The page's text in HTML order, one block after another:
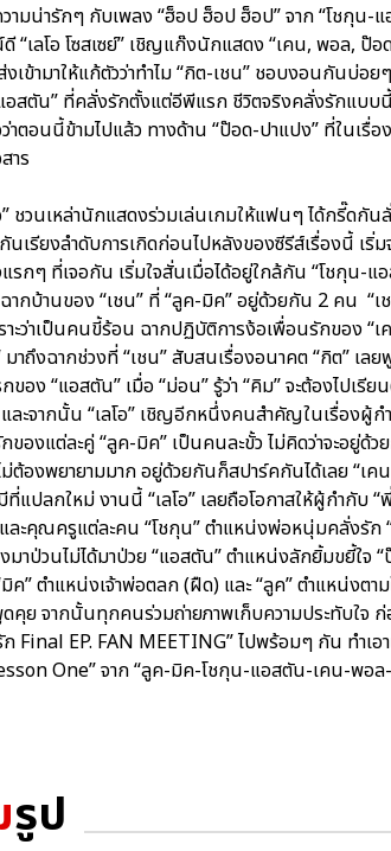
ามน่ารักๆ กับเพลง “ฮ็อป ฮ็อป ฮ็อป” จาก “โชกุน-
“เลโอ โซสเซย์” เชิญแก๊งนักแสดง “เคน, พอล, ป๊
เข้ามาให้แก้ตัวว่าทำไม “กิต-เชน” ชอบงอนกันบ่อย
อสตัน” ที่คลั่งรักตั้งแต่อีพีแรก ชีวิตจริงคลั่งรักแบบ
าตอนนี้ข้ามไปแล้ว ทางด้าน “ป๊อด-ปาแปง” ที่ในเ
าร
” ชวนเหล่านักแสดงร่วมเล่นเกมให้แฟนๆ ได้กรี๊ดกั
เรียงลำดับการเกิดก่อนไปหลังของซีรีส์เรื่องนี้ เ
รกๆ ที่เจอกัน เริ่มใจสั่นเมื่อได้อยู่ใกล้กัน “โชกุน-
กบ้านของ “เชน” ที่ “ลูค-มิค” อยู่ด้วยกัน 2 คน “เช
าะว่าเป็นคนขี้ร้อน ฉากปฏิบัติการง้อเพื่อนรักของ “
มาถึงฉากช่วงที่ “เชน” สับสนเรื่องอนาคต “กิต” เ
ของ “แอสตัน” เมื่อ “ม่อน” รู้ว่า “คิม” จะต้องไปเรี
ละจากนั้น “เลโอ” เชิญอีกหนึ่งคนสำคัญในเรื่องผู้
ของแต่ละคู่ “ลูค-มิค” เป็นคนละขั้ว ไม่คิดว่าจะอยู่
ต้องพยายามมาก อยู่ด้วยกันก็สปาร์คกันได้เลย “เ
ที่แปลกใหม่ งานนี้ “เลโอ” เลยถือโอกาสให้ผู้กำกับ
ละคุณครูแต่ละคน “โชกุน” ตำแหน่งพ่อหนุ่มคลั่งรัก
มาป่วนไม่ได้มาป่วย “แอสตัน” ตำแหน่งลักยิ้มขยี้ใจ
ค” ตำแหน่งเจ้าพ่อตลก (ฝืด) และ “ลูค” ตำแหน่งต
คุย จากนั้นทุกคนร่วมถ่ายภาพเก็บความประทับใจ
ก Final EP. FAN MEETING” ไปพร้อมๆ กัน ทำ
One” จาก “ลูค-มิค-โชกุน-แอสตัน-เคน-พ
รูป